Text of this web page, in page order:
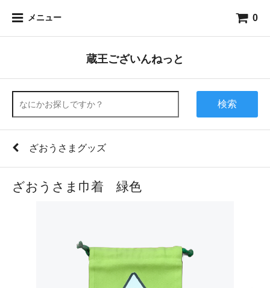
メニュー 0
蔵王ございんねっと
検索
ざおうさまグッズ
ざおうさま巾着 緑色